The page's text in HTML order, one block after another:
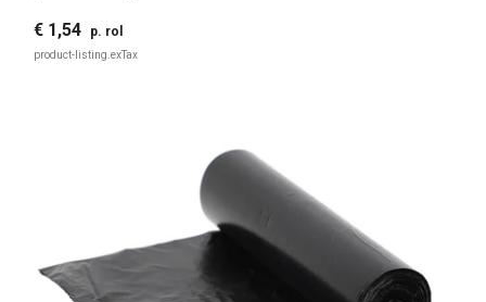
€ 1,54 p. rol
product-listing.exTax